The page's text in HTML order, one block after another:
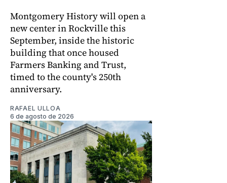
Montgomery History will open a
new center in Rockville this
September, inside the historic
building that once housed
Farmers Banking and Trust,
timed to the county's 250th
anniversary.
RAFAEL ULLOA
6 de agosto de 2026